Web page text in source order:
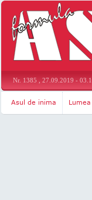
Nr. 1385 , 27.09.2019 -
Asul de inima